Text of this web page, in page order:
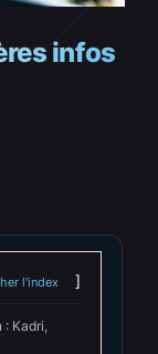
infos
l'index
: Kadri,